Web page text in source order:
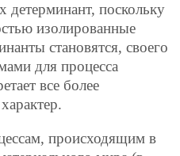
детерминант, поскольку
изолированные
становятся, своего
для процесса
все более
происходящим в